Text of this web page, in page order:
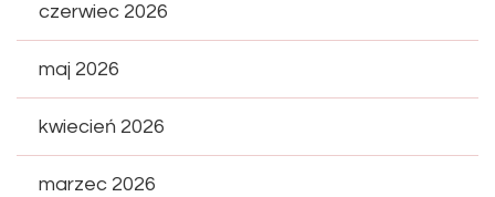
czerwiec 2026
maj 2026
kwiecień 2026
marzec 2026